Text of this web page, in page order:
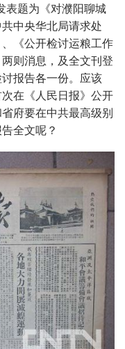
表题为《对濮阳聊城
中央华北局请求处
《公开检讨运粮工作
则消息，及全文刊登
报告各一份。应该
在《人民日报》公开
府要在中共最高级别
全文呢？